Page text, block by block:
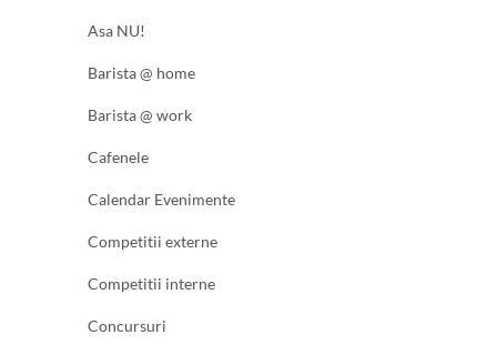
Asa NU!
Barista @ home
Barista @ work
Cafenele
Calendar Evenimente
Competitii externe
Competitii interne
Concursuri